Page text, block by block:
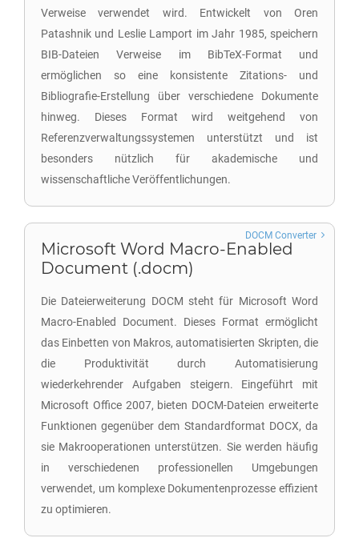
Verweise verwendet wird. Entwickelt von Oren
Patashnik und Leslie Lamport im Jahr 1985, speichern
BIB-Dateien Verweise im BibTeX-Format und
ermöglichen so eine konsistente Zitations- und
Bibliografie-Erstellung über verschiedene Dokumente
hinweg. Dieses Format wird weitgehend von
Referenzverwaltungssystemen unterstützt und ist
besonders nützlich für akademische und
wissenschaftliche Veröffentlichungen.
Microsoft Word Macro-Enabled
Document (.docm)
Die Dateierweiterung DOCM steht für Microsoft Word
Macro-Enabled Document. Dieses Format ermöglicht
das Einbetten von Makros, automatisierten Skripten, die
die Produktivität durch Automatisierung
wiederkehrender Aufgaben steigern. Eingeführt mit
Microsoft Office 2007, bieten DOCM-Dateien erweiterte
Funktionen gegenüber dem Standardformat DOCX, da
sie Makrooperationen unterstützen. Sie werden häufig
in verschiedenen professionellen Umgebungen
verwendet, um komplexe Dokumentenprozesse effizient
zu optimieren.
DOCM Converter